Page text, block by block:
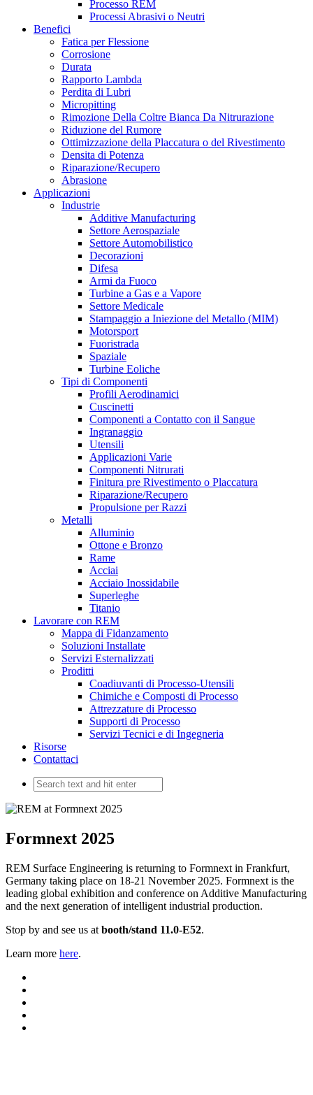
Processo REM
Processi Abrasivi o Neutri
Benefici
Fatica per Flessione
Corrosione
Durata
Rapporto Lambda
Perdita di Lubri
Micropitting
Rimozione Della Coltre Bianca Da Nitrurazione
Riduzione del Rumore
Ottimizzazione della Placcatura o del Rivestimento
Densita di Potenza
Riparazione/Recupero
Abrasione
Applicazioni
Industrie
Additive Manufacturing
Settore Aerospaziale
Settore Automobilistico
Decorazioni
Difesa
Armi da Fuoco
Turbine a Gas e a Vapore
Settore Medicale
Stampaggio a Iniezione del Metallo (MIM)
Motorsport
Fuoristrada
Spaziale
Turbine Eoliche
Tipi di Componenti
Profili Aerodinamici
Cuscinetti
Componenti a Contatto con il Sangue
Ingranaggio
Utensili
Applicazioni Varie
Componenti Nitrurati
Finitura pre Rivestimento o Placcatura
Riparazione/Recupero
Propulsione per Razzi
Metalli
Alluminio
Ottone e Bronzo
Rame
Acciai
Acciaio Inossidabile
Superleghe
Titanio
Lavorare con REM
Mappa di Fidanzamento
Soluzioni Installate
Servizi Esternalizzati
Proditti
Coadiuvanti di Processo-Utensili
Chimiche e Composti di Processo
Attrezzature di Processo
Supporti di Processo
Servizi Tecnici e di Ingegneria
Risorse
Contattaci
Formnext 2025
REM Surface Engineering is returning to Formnext in Frankfurt,
Germany taking place on 18-21 November 2025. Formnext is the
leading global exhibition and conference on Additive Manufacturing
and the next generation of intelligent industrial production.
Stop by and see us at booth/stand 11.0-E52.
Learn more here.